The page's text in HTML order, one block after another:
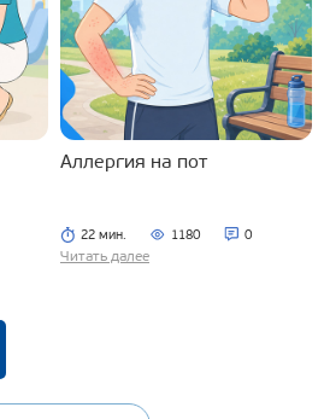
Аллергия на пот
22 мин. 1180 0
Читать далее